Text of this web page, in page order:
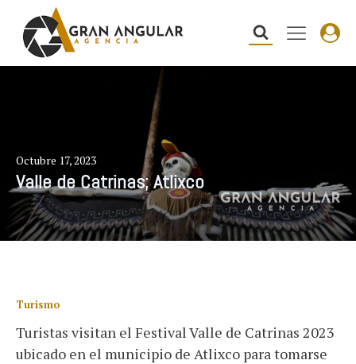
Octubre 17, 2023
Valle de Catrinas; Atlixco
Turismo
Turistas visitan el Festival Valle de Catrinas 2023
ubicado en el municipio de Atlixco para tomarse